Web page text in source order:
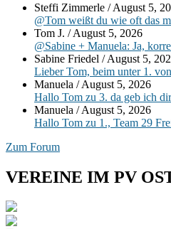
Widgetbereich
Steffi Zimmerle /August 5,
@Tom weißt du wie oft das
Tom J. /August 5, 2026
@Sabine + Manuela: Ja,
Sabine Friedel /August 5,
Lieber Tom, beim unter 1.
Manuela /August 5, 2026
Hallo Tom zu 3. da geb ich
Manuela /August 5, 2026
Hallo Tom zu 1., Team 29
Zum Forum
VEREINE IM PV